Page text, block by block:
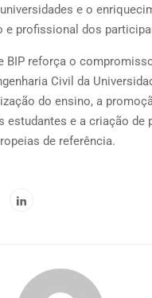
e o
e profissional dos
BIP reforça o
Civil da
do ensino, a
estudantes e a criação de
de referência.